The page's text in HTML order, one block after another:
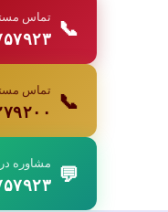
📞 تماس
۰۹۱۲-
📞 تماس
۰۹۱۲-
💬 مشاوره
۰۹۱۲-